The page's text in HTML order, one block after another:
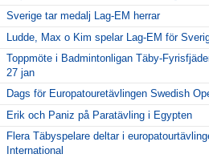
Sverige tar medalj Lag-EM herrar
Ludde, Max o Kim spelar Lag-EM för
Toppmöte i Badmintonligan Täby-
27 jan
Dags för Europatouretävlingen Swedish
Erik och Paniz på Paratävling i Egypten
Flera Täbyspelare deltar i
International